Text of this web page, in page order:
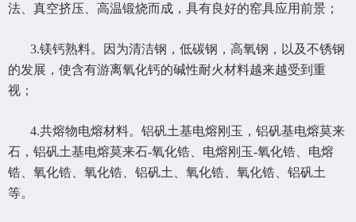
法、真空挤压、高温锻烧而成，具有良好的窑具应用前景；
3.镁钙熟料。因为清洁钢，低碳钢，高氧钢，以及不锈钢
的发展，使含有游离氧化钙的碱性耐火材料越来越受到重
视；
4.共熔物电熔材料。铝矾土基电熔刚玉，铝矾基电熔莫来
石，铝矾土基电熔莫来石-氧化锆、电熔刚玉-氧化锆、电熔
锆、氧化锆、氧化锆、铝矾土、氧化锆、氧化锆、铝矾土
等。